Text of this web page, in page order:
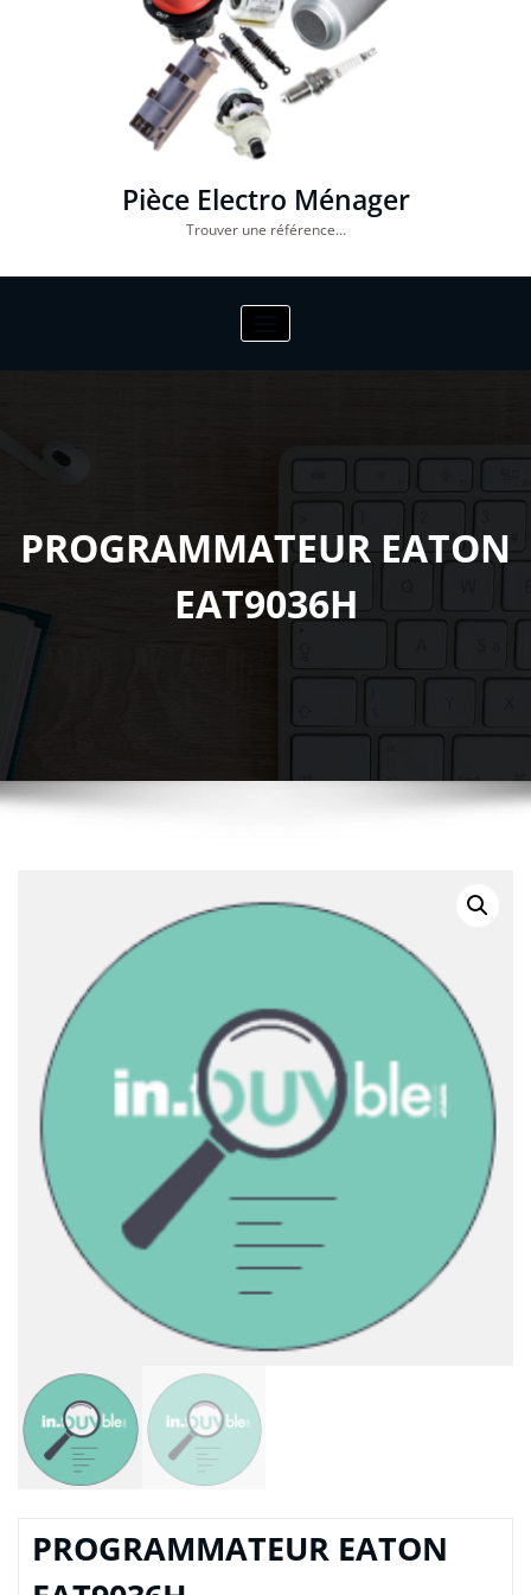
Pièce Electro Ménager
Trouver une référence…
PROGRAMMATEUR EATON
EAT9036H
PROGRAMMATEUR EATON